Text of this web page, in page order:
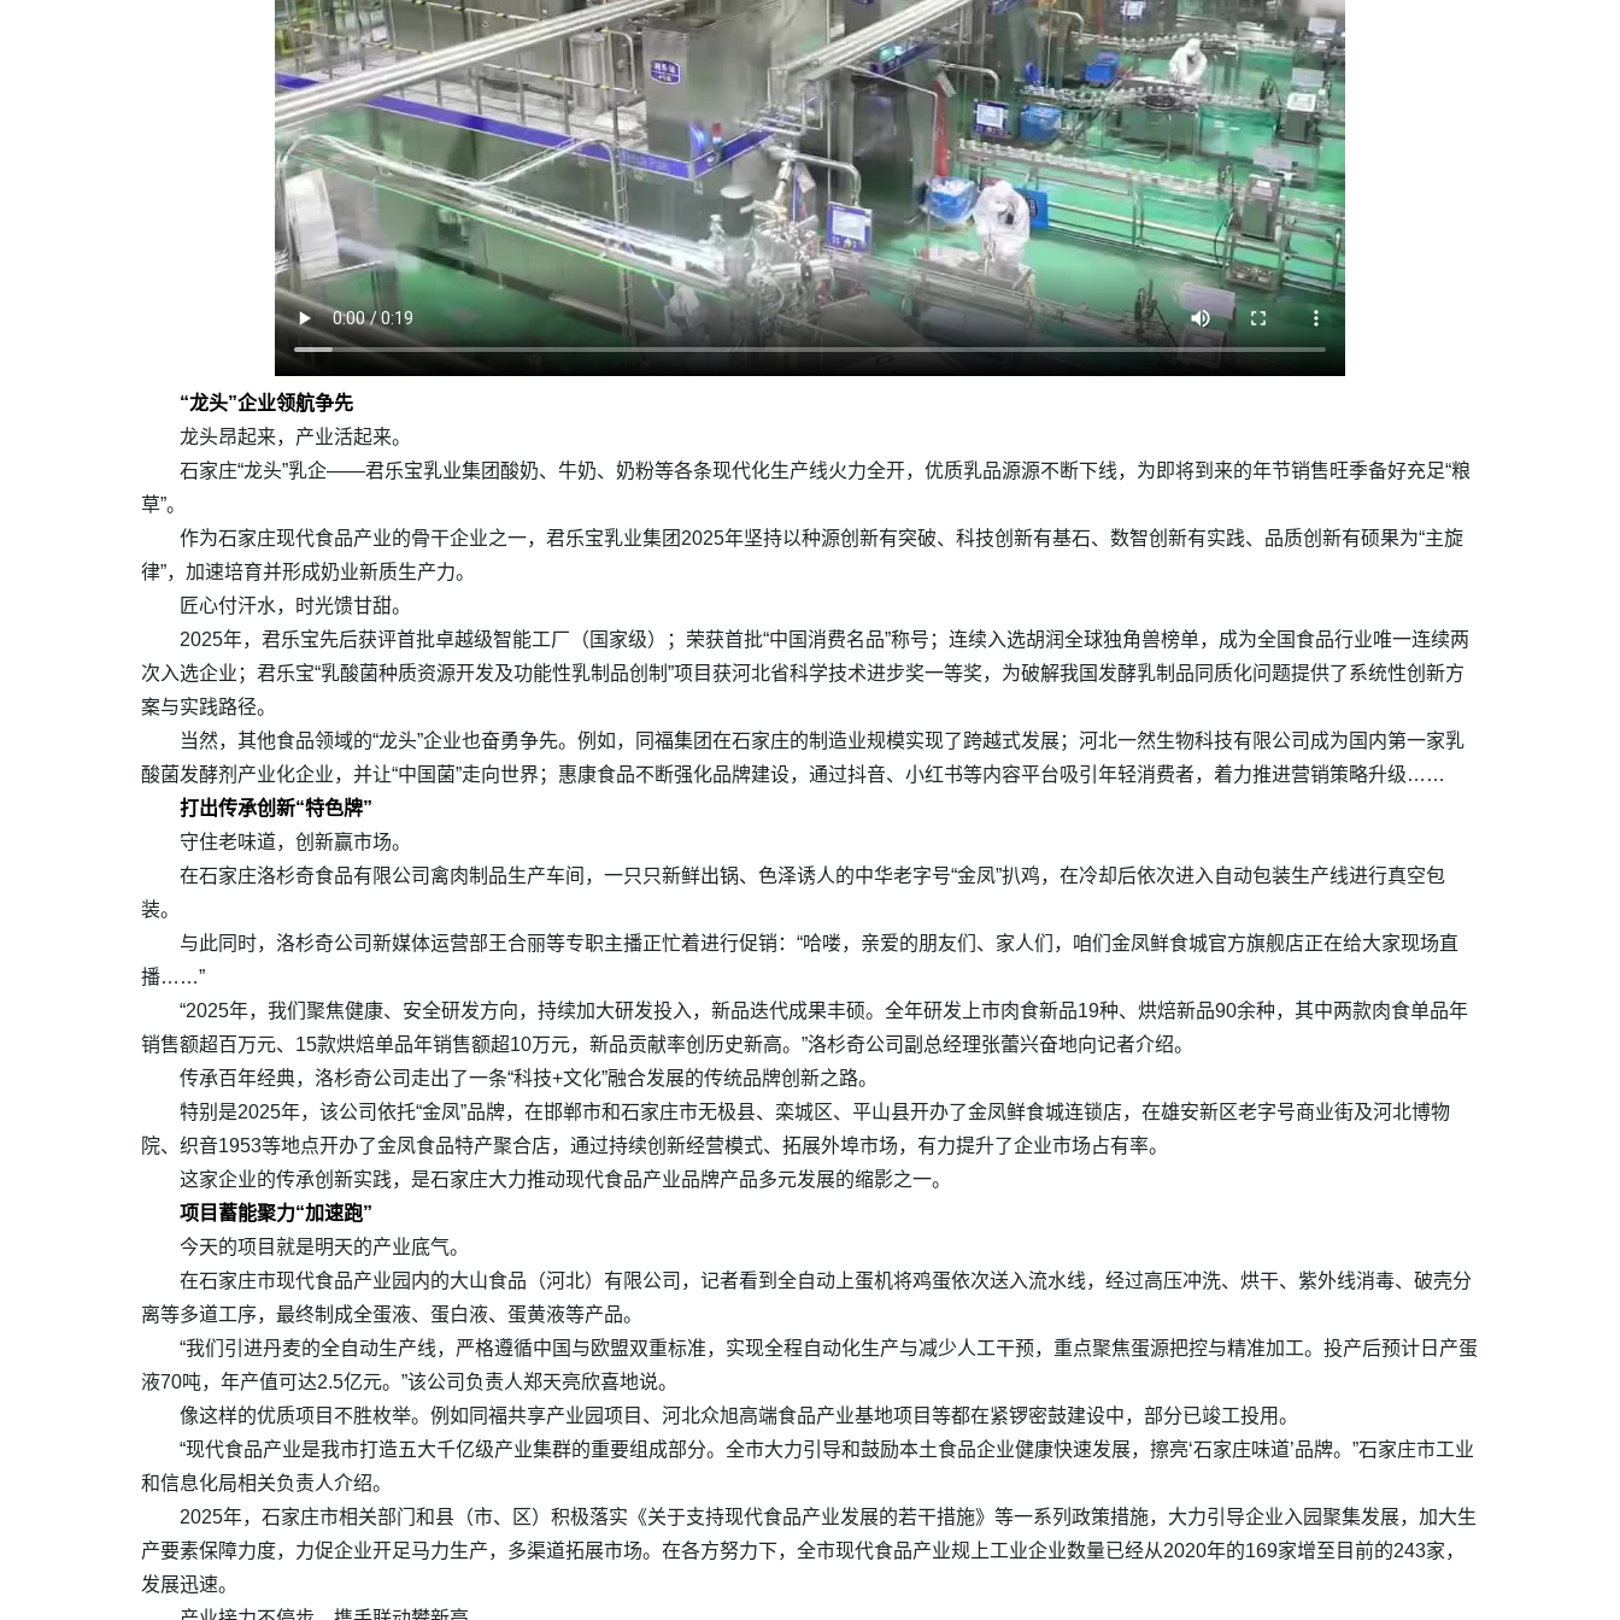
“龙头”企业领航争先
龙头昂起来，产业活起来。
石家庄“龙头”乳企——君乐宝乳业集团酸奶、牛奶、奶粉等各条现代化生产线火力全开，优质乳品源源不断下线，为即将到来的年节销售旺季备好充足“粮
草”。
作为石家庄现代食品产业的骨干企业之一，君乐宝乳业集团2025年坚持以种源创新有突破、科技创新有基石、数智创新有实践、品质创新有硕果为“主旋
律”，加速培育并形成奶业新质生产力。
匠心付汗水，时光馈甘甜。
2025年，君乐宝先后获评首批卓越级智能工厂（国家级）；荣获首批“中国消费名品”称号；连续入选胡润全球独角兽榜单，成为全国食品行业唯一连续两
次入选企业；君乐宝“乳酸菌种质资源开发及功能性乳制品创制”项目获河北省科学技术进步奖一等奖，为破解我国发酵乳制品同质化问题提供了系统性创新方
案与实践路径。
当然，其他食品领域的“龙头”企业也奋勇争先。例如，同福集团在石家庄的制造业规模实现了跨越式发展；河北一然生物科技有限公司成为国内第一家乳
酸菌发酵剂产业化企业，并让“中国菌”走向世界；惠康食品不断强化品牌建设，通过抖音、小红书等内容平台吸引年轻消费者，着力推进营销策略升级……
打出传承创新“特色牌”
守住老味道，创新赢市场。
在石家庄洛杉奇食品有限公司禽肉制品生产车间，一只只新鲜出锅、色泽诱人的中华老字号“金凤”扒鸡，在冷却后依次进入自动包装生产线进行真空包
装。
与此同时，洛杉奇公司新媒体运营部王合丽等专职主播正忙着进行促销：“哈喽，亲爱的朋友们、家人们，咱们金凤鲜食城官方旗舰店正在给大家现场直
播……”
“2025年，我们聚焦健康、安全研发方向，持续加大研发投入，新品迭代成果丰硕。全年研发上市肉食新品19种、烘焙新品90余种，其中两款肉食单品年
销售额超百万元、15款烘焙单品年销售额超10万元，新品贡献率创历史新高。”洛杉奇公司副总经理张蕾兴奋地向记者介绍。
传承百年经典，洛杉奇公司走出了一条“科技+文化”融合发展的传统品牌创新之路。
特别是2025年，该公司依托“金凤”品牌，在邯郸市和石家庄市无极县、栾城区、平山县开办了金凤鲜食城连锁店，在雄安新区老字号商业街及河北博物
院、织音1953等地点开办了金凤食品特产聚合店，通过持续创新经营模式、拓展外埠市场，有力提升了企业市场占有率。
这家企业的传承创新实践，是石家庄大力推动现代食品产业品牌产品多元发展的缩影之一。
项目蓄能聚力“加速跑”
今天的项目就是明天的产业底气。
在石家庄市现代食品产业园内的大山食品（河北）有限公司，记者看到全自动上蛋机将鸡蛋依次送入流水线，经过高压冲洗、烘干、紫外线消毒、破壳分
离等多道工序，最终制成全蛋液、蛋白液、蛋黄液等产品。
“我们引进丹麦的全自动生产线，严格遵循中国与欧盟双重标准，实现全程自动化生产与减少人工干预，重点聚焦蛋源把控与精准加工。投产后预计日产蛋
液70吨，年产值可达2.5亿元。”该公司负责人郑天亮欣喜地说。
像这样的优质项目不胜枚举。例如同福共享产业园项目、河北众旭高端食品产业基地项目等都在紧锣密鼓建设中，部分已竣工投用。
“现代食品产业是我市打造五大千亿级产业集群的重要组成部分。全市大力引导和鼓励本土食品企业健康快速发展，擦亮‘石家庄味道’品牌。”石家庄市工业
和信息化局相关负责人介绍。
2025年，石家庄市相关部门和县（市、区）积极落实《关于支持现代食品产业发展的若干措施》等一系列政策措施，大力引导企业入园聚集发展，加大生
产要素保障力度，力促企业开足马力生产，多渠道拓展市场。在各方努力下，全市现代食品产业规上工业企业数量已经从2020年的169家增至目前的243家，
发展迅速。